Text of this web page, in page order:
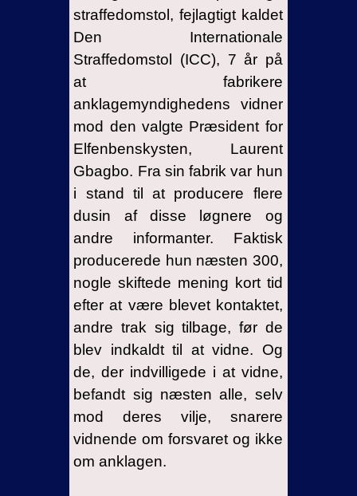
straffedomstol, fejlagtigt kaldet
Den Internationale
Straffedomstol (ICC), 7 år på
at fabrikere
anklagemyndighedens vidner
mod den valgte Præsident for
Elfenbenskysten, Laurent
Gbagbo. Fra sin fabrik var hun
i stand til at producere flere
dusin af disse løgnere og
andre informanter. Faktisk
producerede hun næsten 300,
nogle skiftede mening kort tid
efter at være blevet kontaktet,
andre trak sig tilbage, før de
blev indkaldt til at vidne. Og
de, der indvilligede i at vidne,
befandt sig næsten alle, selv
mod deres vilje, snarere
vidnende om forsvaret og ikke
om anklagen.